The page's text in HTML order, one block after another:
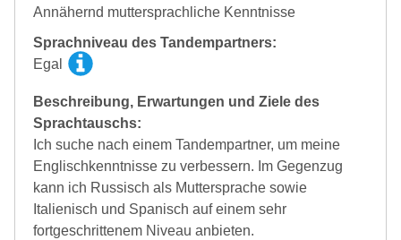
Annähernd muttersprachliche Kenntnisse
Sprachniveau des Tandempartners:
Egal
Beschreibung, Erwartungen und Ziele des
Sprachtauschs:
Ich suche nach einem Tandempartner, um meine
Englischkenntnisse zu verbessern. Im Gegenzug
kann ich Russisch als Muttersprache sowie
Italienisch und Spanisch auf einem sehr
fortgeschrittenem Niveau anbieten.